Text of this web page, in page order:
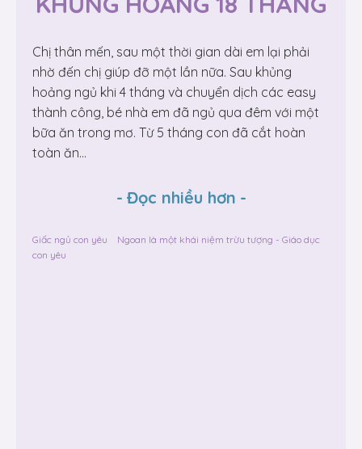
Chị thân mến, sau một thời gian dài em lại phải
nhờ đến chị giúp đỡ một lần nữa. Sau khủng
hoảng ngủ khi 4 tháng và chuyển dịch các easy
thành công, bé nhà em đã ngủ qua đêm với một
bữa ăn trong mơ. Từ 5 tháng con đã cắt hoàn
toàn ăn...
- Đọc nhiều hơn -
Giấc ngủ con yêu
Ngoan là một khái niệm trừu tượng - Giáo dục
con yêu